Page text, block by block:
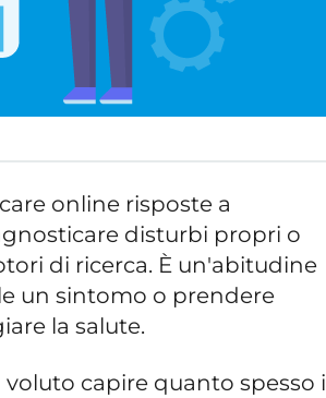
online risposte a
disturbi propri o
di ricerca. È un'abitudine
un sintomo o prendere
la salute.
capire quanto spesso i